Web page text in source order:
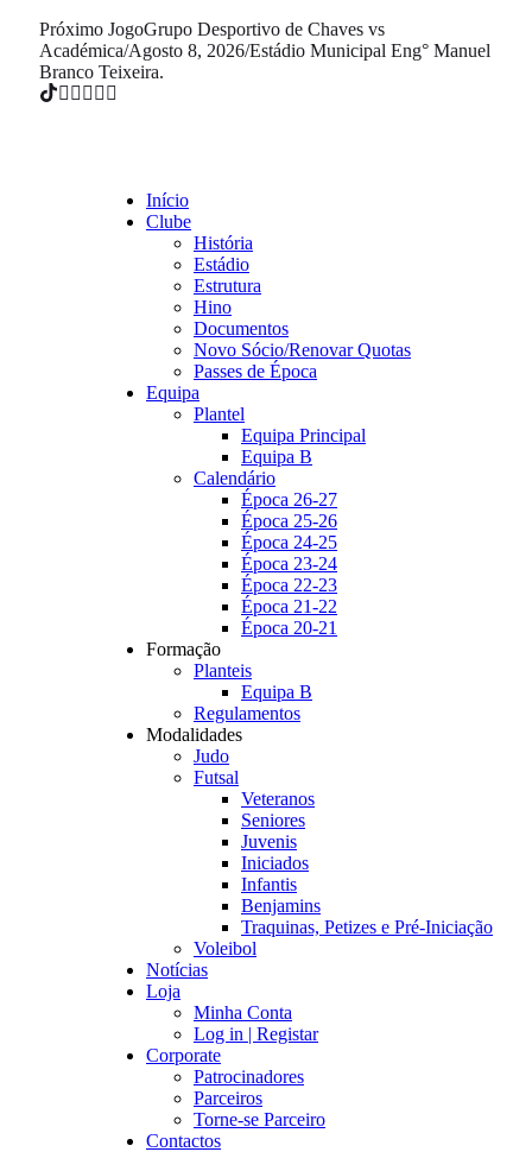
Próximo JogoGrupo Desportivo de Chaves vs
Académica/Agosto 8, 2026/Estádio Municipal Eng° Manuel
Branco Teixeira.
Início
Clube
História
Estádio
Estrutura
Hino
Documentos
Novo Sócio/Renovar Quotas
Passes de Época
Equipa
Plantel
Equipa Principal
Equipa B
Calendário
Época 26-27
Época 25-26
Época 24-25
Época 23-24
Época 22-23
Época 21-22
Época 20-21
Formação
Planteis
Equipa B
Regulamentos
Modalidades
Judo
Futsal
Veteranos
Seniores
Juvenis
Iniciados
Infantis
Benjamins
Traquinas, Petizes e Pré-Iniciação
Voleibol
Notícias
Loja
Minha Conta
Log in | Registar
Corporate
Patrocinadores
Parceiros
Torne-se Parceiro
Contactos